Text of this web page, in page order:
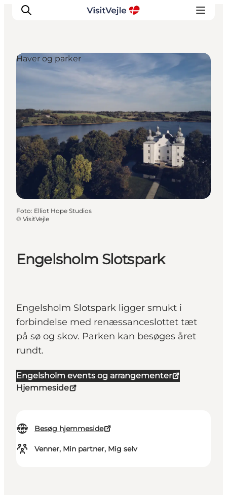
Oplevelser
Planlæg dit besøg
Inspiration
Engelsholm Slotspark
Engelsholm Slotspark ligger smukt i
forbindelse med renæssanceslottet tæt
på sø og skov. Parken kan besøges året
rundt.
Engelsholm events og arrangementer
Hjemmeside
Besøg hjemmeside
Venner, Min partner, Mig selv
Haver og parker
Foto: Elliot Hope Studios
© VisitVejle